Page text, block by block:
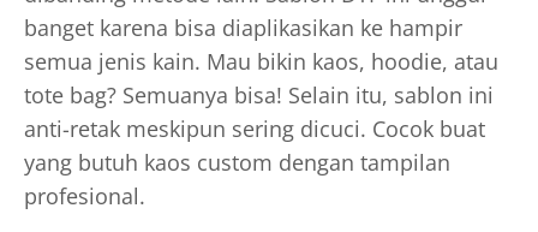
banget karena bisa diaplikasikan ke hampir
semua jenis kain. Mau bikin kaos, hoodie, atau
tote bag? Semuanya bisa! Selain itu, sablon ini
anti-retak meskipun sering dicuci. Cocok buat
yang butuh kaos custom dengan tampilan
profesional.